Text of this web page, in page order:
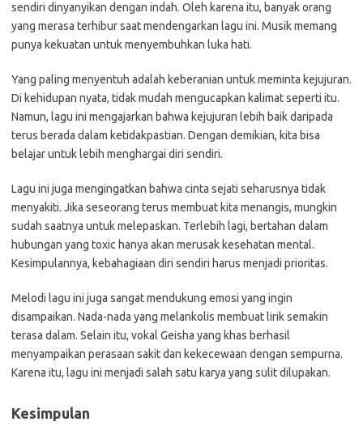
sendiri dinyanyikan dengan indah. Oleh karena itu, banyak orang
yang merasa terhibur saat mendengarkan lagu ini. Musik memang
punya kekuatan untuk menyembuhkan luka hati.
Yang paling menyentuh adalah keberanian untuk meminta kejujuran.
Di kehidupan nyata, tidak mudah mengucapkan kalimat seperti itu.
Namun, lagu ini mengajarkan bahwa kejujuran lebih baik daripada
terus berada dalam ketidakpastian. Dengan demikian, kita bisa
belajar untuk lebih menghargai diri sendiri.
Lagu ini juga mengingatkan bahwa cinta sejati seharusnya tidak
menyakiti. Jika seseorang terus membuat kita menangis, mungkin
sudah saatnya untuk melepaskan. Terlebih lagi, bertahan dalam
hubungan yang toxic hanya akan merusak kesehatan mental.
Kesimpulannya, kebahagiaan diri sendiri harus menjadi prioritas.
Melodi lagu ini juga sangat mendukung emosi yang ingin
disampaikan. Nada-nada yang melankolis membuat lirik semakin
terasa dalam. Selain itu, vokal Geisha yang khas berhasil
menyampaikan perasaan sakit dan kekecewaan dengan sempurna.
Karena itu, lagu ini menjadi salah satu karya yang sulit dilupakan.
Kesimpulan